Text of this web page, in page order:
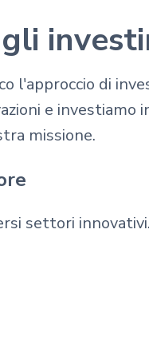
l'approccio di
e investiamo
missione.
settori